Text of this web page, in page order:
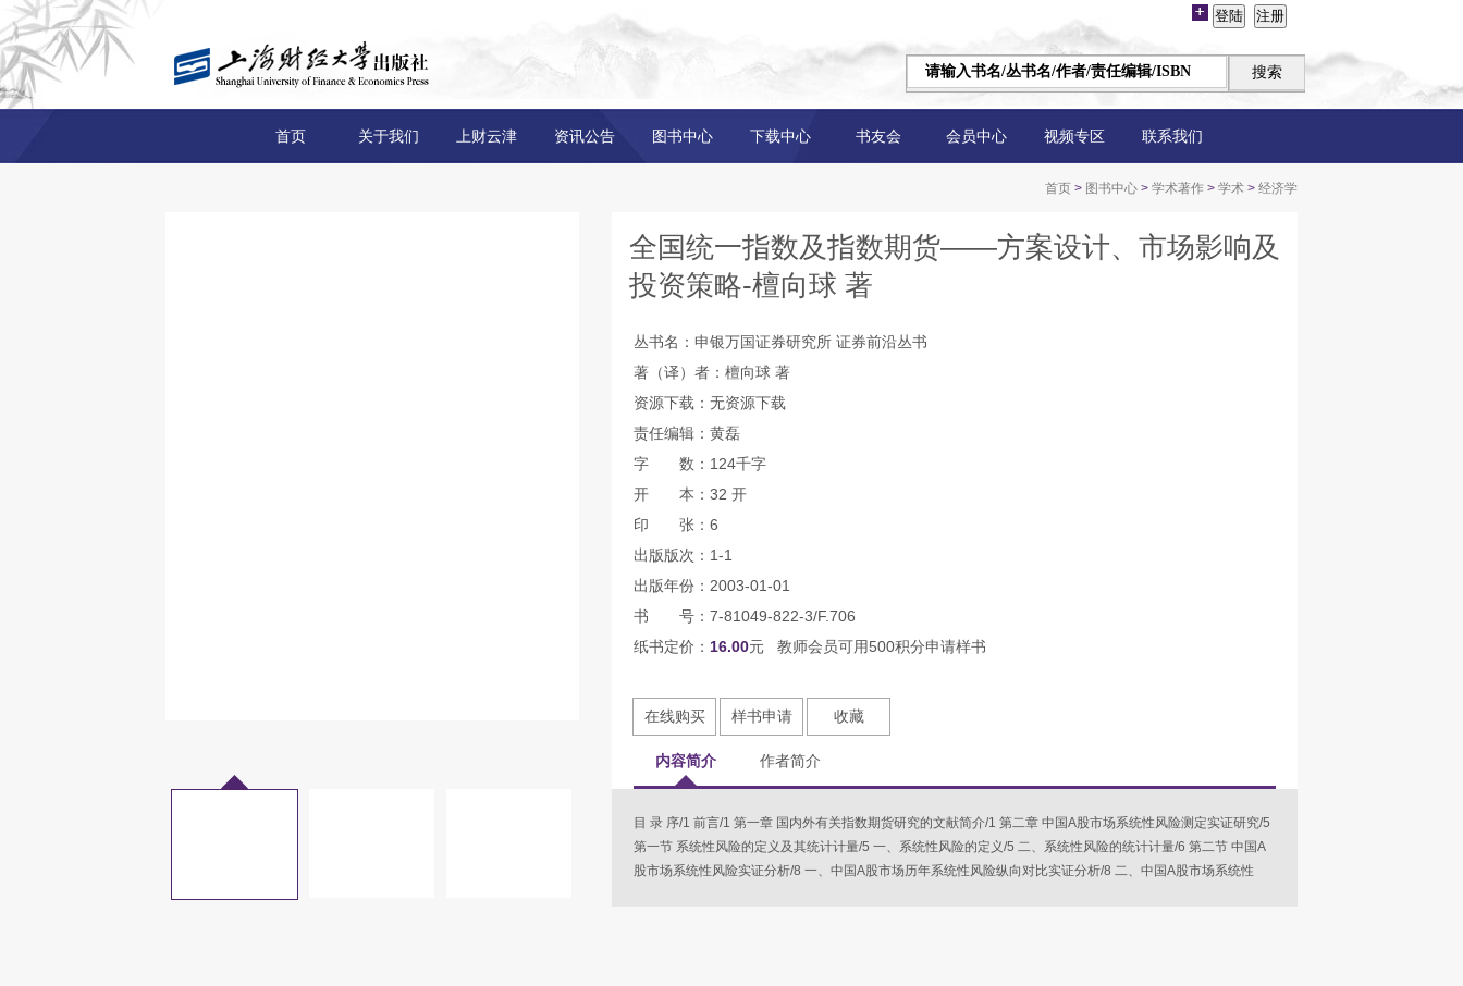
首页 关于我们 上财云津 资讯公告 图书中心 下载中心 书友会 会员中心 视频专区 联系我们
首页 > 图书中心 > 学术著作 > 学术 > 经济学
全国统一指数及指数期货——方案设计、市场影响及
投资策略-檀向球 著
丛书名：申银万国证券研究所 证券前沿丛书
著（译）者：檀向球 著
资源下载：无资源下载
责任编辑：黄磊
字 数：124千字
开 本：32 开
印 张：6
出版版次：1-1
出版年份：2003-01-01
书 号：7-81049-822-3/F.706
纸书定价： 16.00元 教师会员可用500积分申请样书
在线购买 样书申请 收藏
内容简介 作者简介
目 录 序/1 前言/1 第一章 国内外有关指数期货研究的文献简介/1 第二章 中国A股市场系统性风险测定实证研究/5
第一节 系统性风险的定义及其统计计量/5 一、系统性风险的定义/5 二、系统性风险的统计计量/6 第二节 中国A
股市场系统性风险实证分析/8 一、中国A股市场历年系统性风险纵向对比实证分析/8 二、中国A股市场系统性